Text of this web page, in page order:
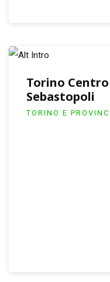
Torino
Sebastopoli
TORINO E